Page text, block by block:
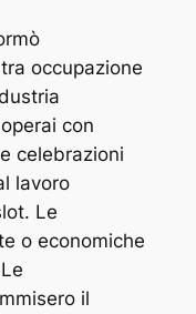
occupazione
con
celebrazioni
lavoro
Le
o economiche
il